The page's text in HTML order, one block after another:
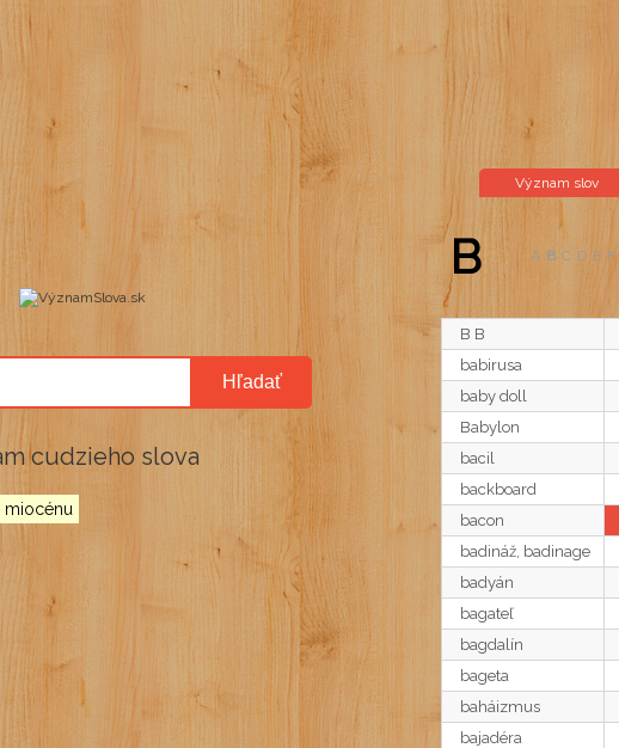
Význam slov
Hľadať
cudzieho slova
miocénu
B A B C D E F
B B
babirusa
baby doll
Babylon
bacil
backboard
bacon
badináž, badinage
badyán
bagateľ
bagdalín
bageta
baháizmus
bajadéra